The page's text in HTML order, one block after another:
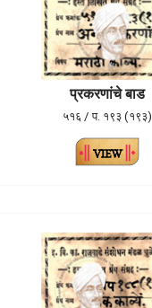
प्रकरणांचे बाड
५१६ / प. १९३ (१९३)